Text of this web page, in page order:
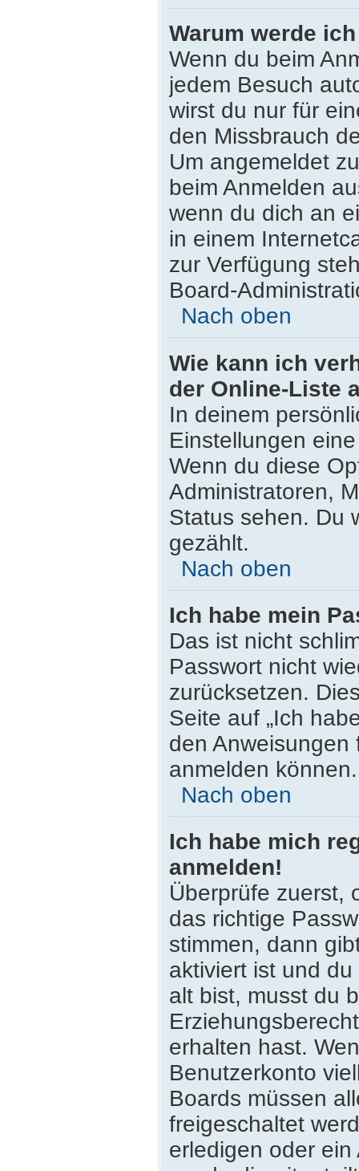
Warum werde
Wenn du beim
jedem Besuch
wirst du nur für
den Missbrauch
Um angemeldet
beim Anmelden
wenn du dich an
in einem
zur Verfügung
Board-
Nach oben
Wie kann ich
der Online-Liste
In deinem
Einstellungen
Wenn du diese
Administratoren,
Status sehen. Du
gezählt.
Nach oben
Ich habe mein
Das ist nicht
Passwort nicht
zurücksetzen.
Seite auf „Ich
den
anmelden können.
Nach oben
Ich habe mich
anmelden!
Überprüfe zuerst,
das richtige
stimmen, dann
aktiviert ist und
alt bist, musst du
erhalten hast.
Benutzerkonto
Boards müssen
freigeschaltet
erledigen oder